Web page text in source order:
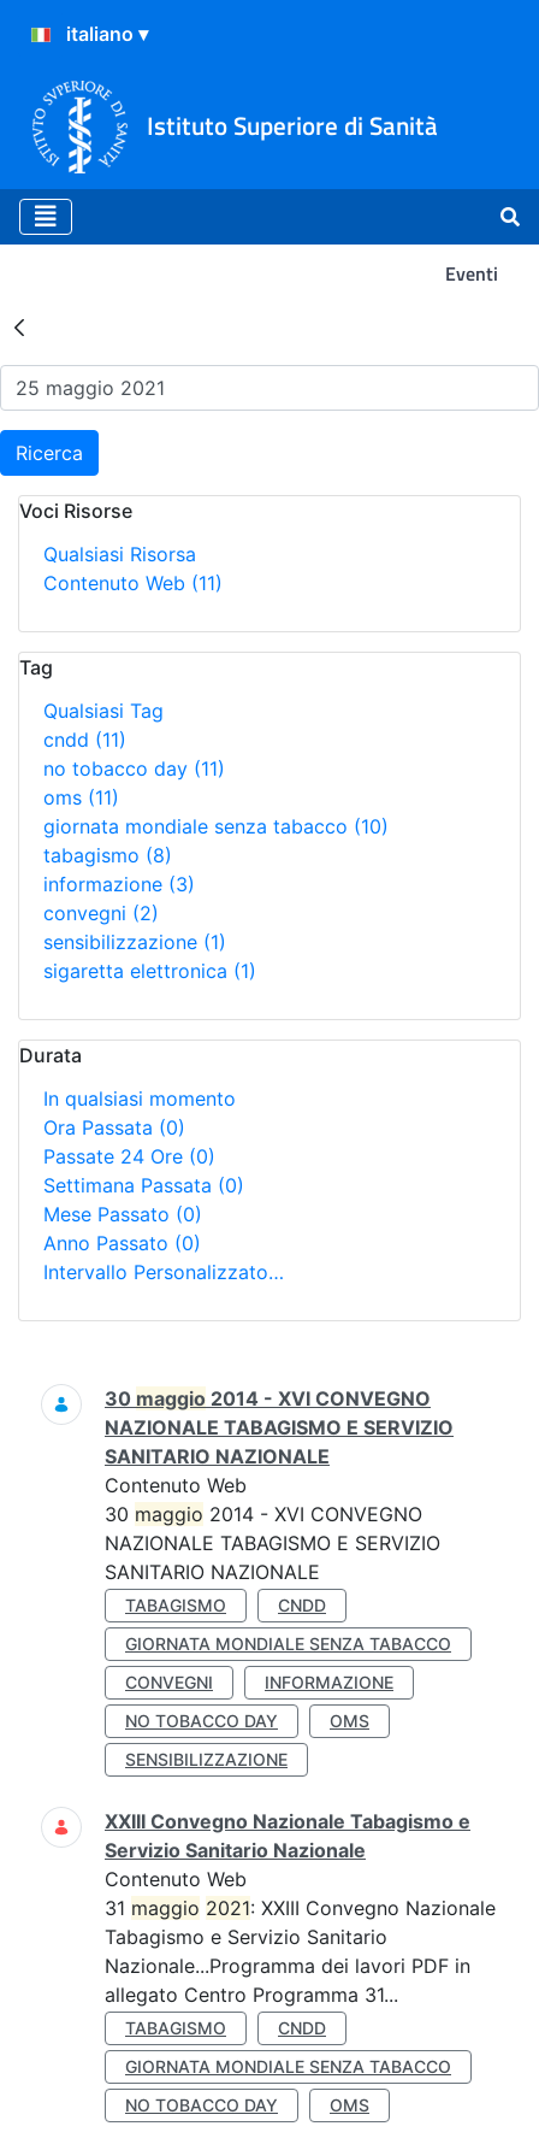
Istituto Superiore di Sanità
Eventi
Risultati della Ricerca -
Ricerca
Voci Risorse
Qualsiasi Risorsa
Contenuto Web (11)
Tag
Qualsiasi Tag
cndd (11)
no tobacco day (11)
oms (11)
giornata mondiale senza tabacco (10)
tabagismo (8)
informazione (3)
convegni (2)
sensibilizzazione (1)
sigaretta elettronica (1)
Durata
In qualsiasi momento
Ora Passata (0)
Passate 24 Ore (0)
Settimana Passata (0)
Mese Passato (0)
Anno Passato (0)
Intervallo Personalizzato…
Ricerca
30 maggio 2014 - XVI CONVEGNO
NAZIONALE TABAGISMO E SERVIZIO
SANITARIO NAZIONALE
Contenuto Web
30 maggio 2014 - XVI CONVEGNO
NAZIONALE TABAGISMO E SERVIZIO
SANITARIO NAZIONALE
TABAGISMO
CNDD
GIORNATA MONDIALE SENZA TABACCO
CONVEGNI
INFORMAZIONE
NO TOBACCO DAY
OMS
SENSIBILIZZAZIONE
XXIII Convegno Nazionale Tabagismo e
Servizio Sanitario Nazionale
Contenuto Web
31 maggio 2021: XXIII Convegno Nazionale
Tabagismo e Servizio Sanitario
Nazionale...Programma dei lavori PDF in
allegato Centro Programma 31...
TABAGISMO
CNDD
GIORNATA MONDIALE SENZA TABACCO
NO TOBACCO DAY
OMS